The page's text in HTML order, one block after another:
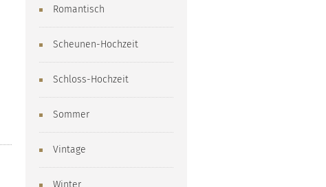
Romantisch
Scheunen-Hochzeit
Schloss-Hochzeit
Sommer
Vintage
Winter